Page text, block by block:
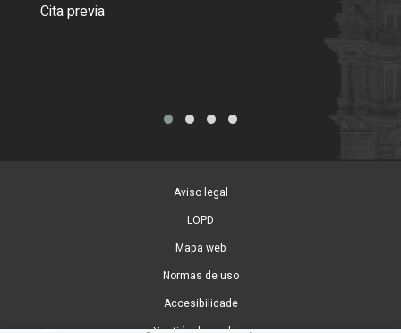
Cita previa
Aviso legal
LOPD
Mapa web
Normas de uso
Accesibilidade